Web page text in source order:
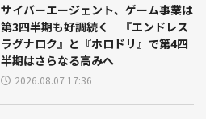
サイバーエージェント、ゲーム事業は
第3四半期も好調続く 『エンドレス
ラグナロク』と『ホロドリ』で第4四
半期はさらなる高みへ
2026.08.07 17:36